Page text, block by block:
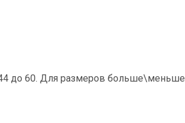
до 60. Для размеров больше\меньше